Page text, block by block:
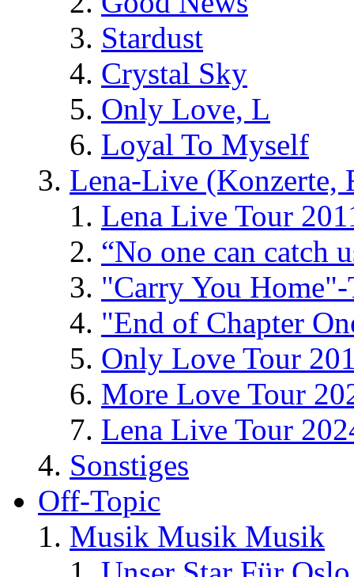
Stardust
Crystal Sky
Only Love, L
Loyal To Myself
Lena-Live (Konzerte,
Lena Live Tour
“No one can catch
"Carry You
"End of Chapter
Only Love Tour
More Love Tour
Lena Live Tour
Sonstiges
Off-Topic
Musik Musik Musik